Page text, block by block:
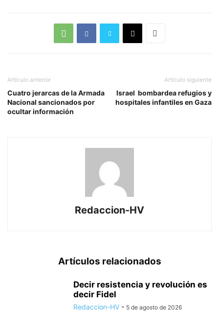
Artículo anterior
Cuatro jerarcas de la Armada
Nacional sancionados por
ocultar información
Artículo siguiente
Israel bombardea refugios y
hospitales infantiles en Gaza
Redaccion-HV
Artículos relacionados
Decir resistencia y revolución es
decir Fidel
Redaccion-HV - 5 de agosto de 2026